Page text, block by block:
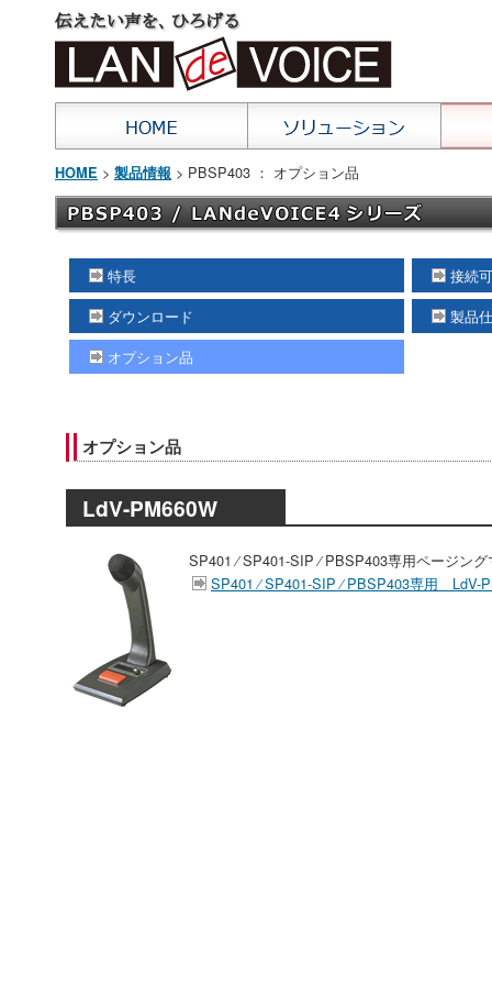
HOME > 製品情報 > PBSP403 ： オプション品
特長
接続
ダウンロード
製品
オプション品
オプション品
LdV-PM660W
SP401 ⁄ SP401-SIP ⁄ PBSP403専用ページン
SP401 ⁄ SP401-SIP ⁄ PBSP403専用 LdV-